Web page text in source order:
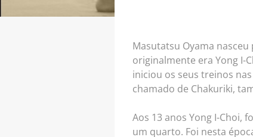
Masutatsu Oyama nasceu
originalmente era Yong I-
iniciou os seus treinos
chamado de Chakuriki,
Aos 13 anos Yong I-Choi,
um quarto. Foi nesta